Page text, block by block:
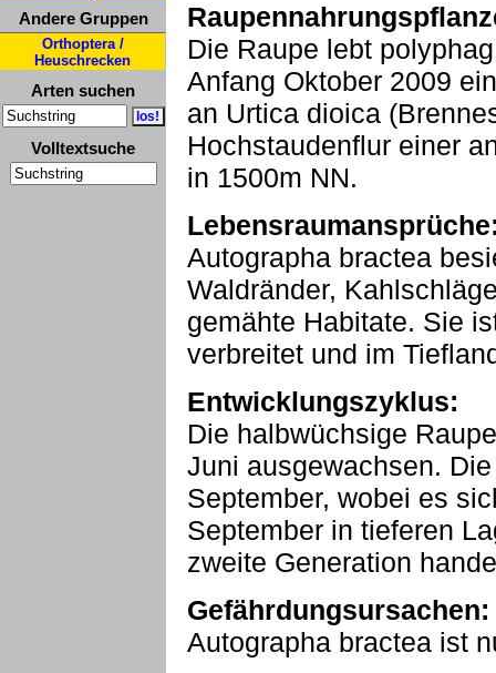
Andere Gruppen
Orthoptera /
Heuschrecken
Arten suchen
Volltextsuche
Die Raupe lebt
Anfang Oktober 2009
an Urtica dioica
Hochstaudenflur einer
in 1500m NN.
Autographa bractea
Waldränder,
gemähte Habitate. Sie
verbreitet und im
Entwicklungszyklus:
Die halbwüchsige
Juni ausgewachsen.
September, wobei es
September in tieferen
zweite Generation
Gefährdungsursachen:
Autographa bractea ist